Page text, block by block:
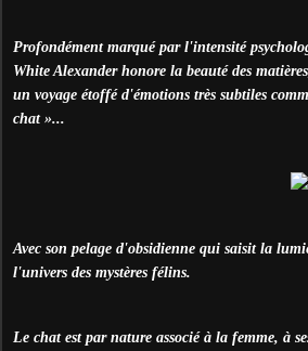
Profondément marqué par l'intensité
White Alexander honore la beauté des
un voyage étoffé d'émotions très subtiles
chat »...
Avec son pelage d'obsidienne qui saisit la
l'univers des mystères félins.
Le chat est par nature associé à la femme, à